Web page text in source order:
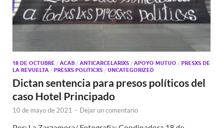
18 DE OCTUBRE / ACAB / ANTICARCELARIXS / APOYO MUTUO / PRESXS DE
LA REVUELTA / PRESXS POLITICXS / UNCATEGORIZED
Dictan sentencia para presos políticos del
caso Hotel Principado
10 de mayo de 2021 - Dejar un comentario